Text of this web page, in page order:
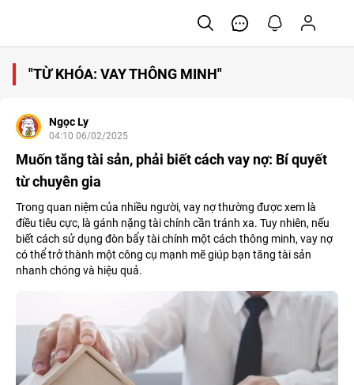
"TỪ KHÓA: VAY THÔNG MINH"
Ngọc Ly
04:10 06/02/2025
Muốn tăng tài sản, phải biết cách vay nợ: Bí quyết
từ chuyên gia
Trong quan niệm của nhiều người, vay nợ thường được xem là
điều tiêu cực, là gánh nặng tài chính cần tránh xa. Tuy nhiên, nếu
biết cách sử dụng đòn bẩy tài chính một cách thông minh, vay nợ
có thể trở thành một công cụ mạnh mẽ giúp bạn tăng tài sản
nhanh chóng và hiệu quả.